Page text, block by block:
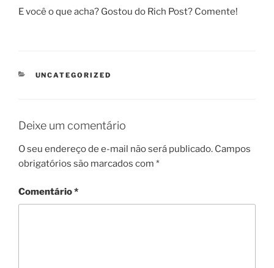
E você o que acha? Gostou do Rich Post? Comente!
CATEGORIAS
UNCATEGORIZED
Deixe um comentário
O seu endereço de e-mail não será publicado. Campos
obrigatórios são marcados com *
Comentário*